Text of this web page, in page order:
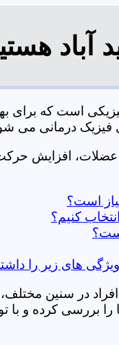
آباد
است که
09106210197 خانم دکتر
عضلات، افزایش
است؟
کنیم؟
های زیر را
در سنین
بررسی کرده و با